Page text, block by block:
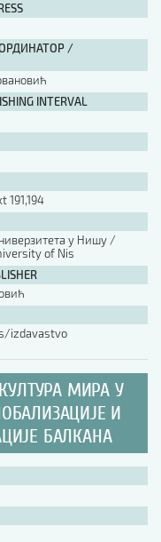
/
INTERVAL
191,194
у Нишу /
of Nis
izdavastvo
МИРА У
И
БАЛКАНА